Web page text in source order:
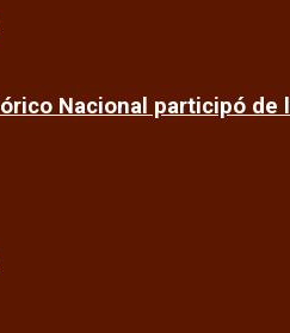
Nacional participó de